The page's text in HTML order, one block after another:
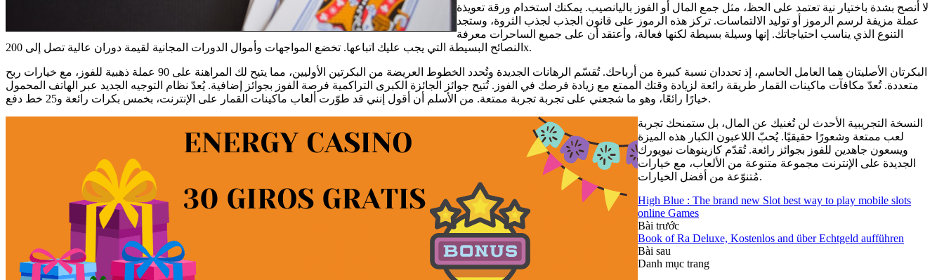
لا أنصح بشدة باختيار نية تعتمد على الحظ، مثل جمع المال أو الفوز باليانصيب. يمكنك استخدام ورقة تعويذة
عملة مزيفة لرسم الرموز أو توليد الالتماسات. تركز هذه الرموز على قانون الجذب لجذب الثروة، وستجد
التنوع الذي يناسب احتياجاتك. إنها وسيلة بسيطة لكنها فعالة، وأعتقد أن على جميع الساحرات معرفة
النصائح البسيطة التي يجب عليك اتباعها. تخضع المواجهات وأموال الدورات المجانية لقيمة دوران عالية تصل إلى 200x.
البكرتان الأصليتان هما العامل الحاسم، إذ تحددان نسبة كبيرة من أرباحك. تُقسّم الرهانات الجديدة وتُحدد الخطوط العريضة من البكرتين الأوليين، مما يتيح لك المراهنة على 90 عملة ذهبية للفوز، مع خيارات ربح
متعددة. تُعدّ مكافآت ماكينات القمار طريقة رائعة لزيادة وقتك الممتع مع زيادة فرصك في الفوز. تُتيح جوائز الجائزة الكبرى التراكمية فرصة الفوز بجوائز إضافية. يُعدّ نظام التوجيه الجديد عبر الهاتف المحمول
خيارًا رائعًا، وهو ما شجعني على تجربة تجربة ممتعة. من الأسلم أن أقول إنني قد طوّرت ألعاب ماكينات القمار على الإنترنت، بخمس بكرات رائعة و25 خط دفع.
النسخة التجريبية الأحدث لن تُغنيك عن المال، بل ستمنحك تجربة
لعب ممتعة وشعورًا حقيقيًا. يُحبّ اللاعبون الكبار هذه الميزة
ويسعون جاهدين للفوز بجوائز رائعة. تُقدّم كازينوهات نيويورك
الجديدة على الإنترنت مجموعة متنوعة من الألعاب، مع خيارات
مُتنوّعة من أفضل الخيارات.
High Blue : The brand new Slot best way to play mobile slots
online Games
Bài trước
Book of Ra Deluxe, Kostenlos and über Echtgeld aufführen
Bài sau
Danh mục trang